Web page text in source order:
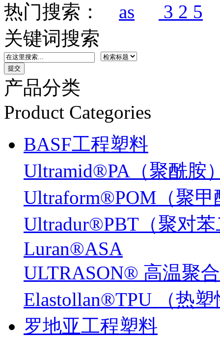
热门搜索： as
3 2 5
关键词搜索
产品分类
Product Categories
BASF工程塑料
Ultramid®PA（聚酰胺
Ultraform®POM（聚甲
Ultradur®PBT（聚对
Luran®ASA
ULTRASON® 高温聚
Elastollan®TPU （热
罗地亚工程塑料